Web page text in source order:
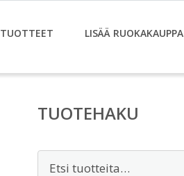
TUOTTEET LISÄÄ RUOKAKAUPPA
TUOTEHAKU